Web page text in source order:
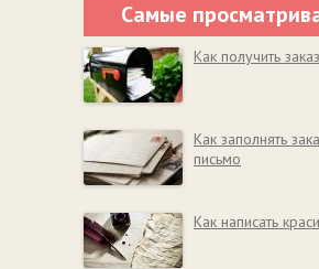
Самые
Как получить
Как заполнять
письмо
Как написать